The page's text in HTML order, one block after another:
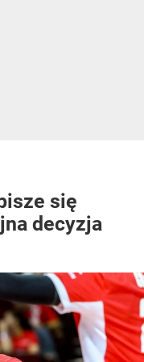
się
decyzja